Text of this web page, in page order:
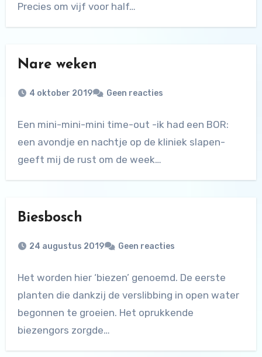
Precies om vijf voor half…
Nare weken
4 oktober 2019 Geen reacties
Een mini-mini-mini time-out -ik had een BOR:
een avondje en nachtje op de kliniek slapen-
geeft mij de rust om de week…
Biesbosch
24 augustus 2019 Geen reacties
Het worden hier ‘biezen’ genoemd. De eerste
planten die dankzij de verslibbing in open water
begonnen te groeien. Het oprukkende
biezengors zorgde…